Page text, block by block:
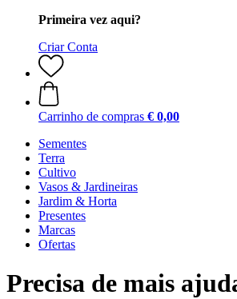
Primeira vez aqui?
Criar Conta
Carrinho de compras € 0,00
Sementes
Terra
Cultivo
Vasos & Jardineiras
Jardim & Horta
Presentes
Marcas
Ofertas
Precisa de mais